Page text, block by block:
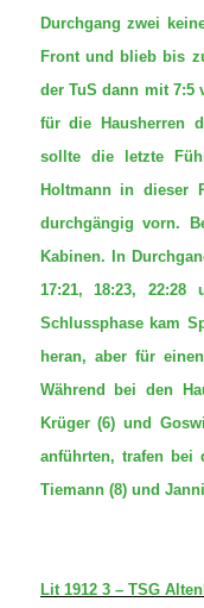
Durchgang zwei
Front und blieb bis
der TuS dann mit 7:5
für die Hausherren
sollte die letzte
Holtmann in dieser
durchgängig vorn.
Kabinen. In
17:21, 18:23,
Schlussphase kam
heran, aber für
Während bei den
Krüger (6) und
anführten, trafen bei
Tiemann (8) und
Lit 1912 3 – TSG